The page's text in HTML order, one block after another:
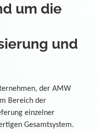
um die
und
der AMW
Bereich der
einzelner
Gesamtsystem.